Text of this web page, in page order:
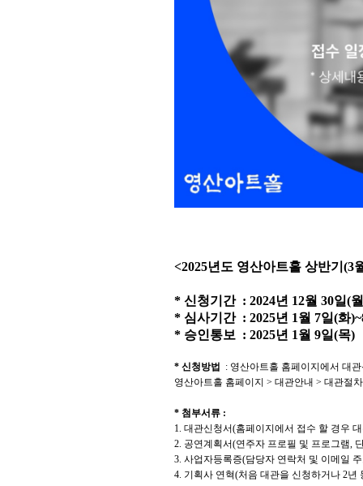
<2025년도 영산아트홀 상반기 (3
* 신청기간 : 2024년 12월 30일(월
* 심사기간 : 2025년 1월 7일(화
* 승인통보 : 2025년 1월 9일(목)
* 신청방법 : 영산아트홀 홈페이지에서 대
영산아트홀 홈페이지 > 대관안내 > 대관절차
* 첨부서류:
1. 대관신청서(홈페이지에서 접수 할 경우
2. 공연계획서(연주자 프로필 및 프로그램,
3. 사업자등록증(담당자 연락처 및 이메일
4. 기획사 연혁(처음 대관을 신청하거나 2년